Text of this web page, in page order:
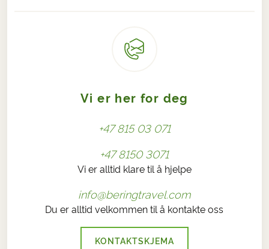
Vi er her for deg
+47 815 03 071
+47 8150 3071
Vi er alltid klare til å hjelpe
info@beringtravel.com
Du er alltid velkommen til å kontakte oss
KONTAKTSKJEMA